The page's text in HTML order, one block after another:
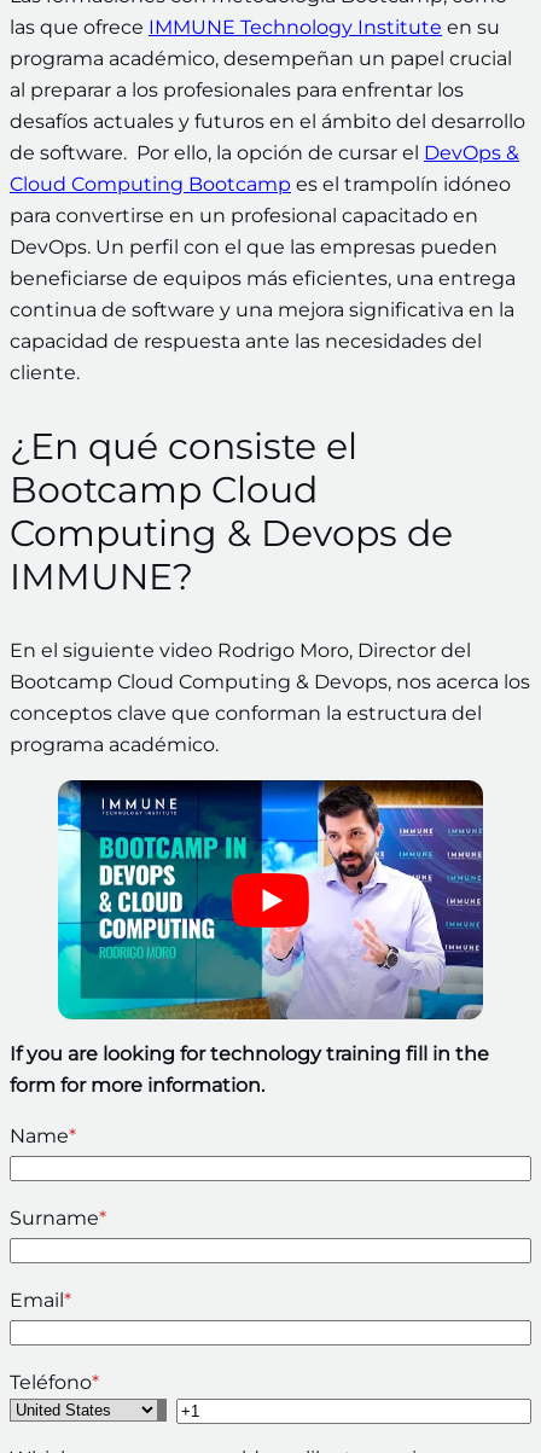
las que ofrece IMMUNE Technology Institute en su
programa académico, desempeñan un papel crucial
al preparar a los profesionales para enfrentar los
desafíos actuales y futuros en el ámbito del desarrollo
de software. Por ello, la opción de cursar el DevOps &
Cloud Computing Bootcamp es el trampolín idóneo
para convertirse en un profesional capacitado en
DevOps. Un perfil con el que las empresas pueden
beneficiarse de equipos más eficientes, una entrega
continua de software y una mejora significativa en la
capacidad de respuesta ante las necesidades del
cliente.
¿En qué consiste el
Bootcamp Cloud
Computing & Devops de
IMMUNE?
En el siguiente video Rodrigo Moro, Director del
Bootcamp Cloud Computing & Devops, nos acerca los
conceptos clave que conforman la estructura del
programa académico.
If you are looking for technology training fill in the
form for more information.
Name*
Surname*
Email*
Teléfono*